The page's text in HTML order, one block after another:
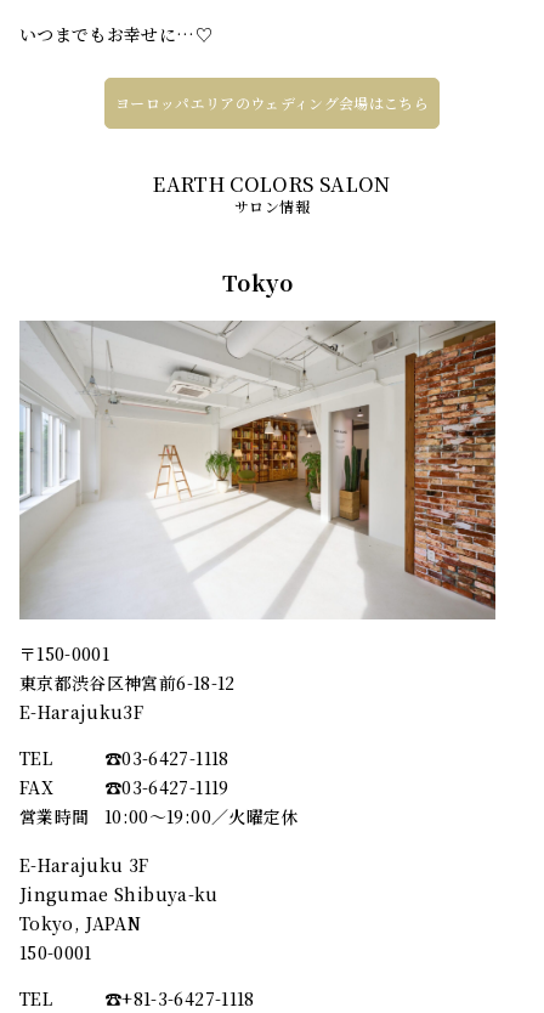
いつまでもお幸せに…♡
ヨーロッパエリアのウェディング会場はこちら
サロン情報
Tokyo
〒150-0001
東京都渋谷区神宮前6-18-12
E-Harajuku3F
TEL
☎︎03-6427-1118
FAX
☎︎03-6427-1119
営業時間
10:00～19:00／火曜定休
E-Harajuku 3F
Jingumae Shibuya-ku
Tokyo, JAPAN
150-0001
TEL
☎︎+81-3-6427-1118